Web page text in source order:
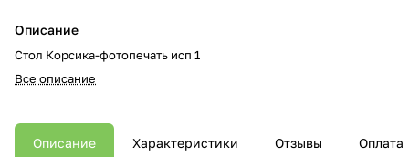
Описание
Стол Корсика-фотопечать исп 1
Все описание
Описание Характеристики Отзывы Оплата